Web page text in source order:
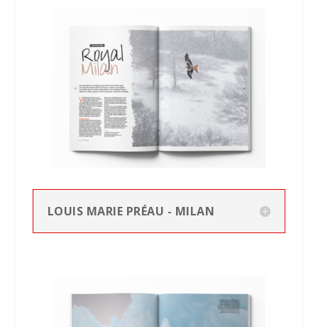
LOUIS MARIE PRÉAU - MILAN